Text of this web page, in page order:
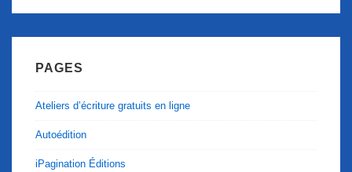
PAGES
Ateliers d’écriture gratuits en ligne
Autoédition
iPagination Éditions